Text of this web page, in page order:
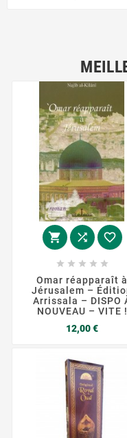
  
    
Omar réapparaît à
Jérusalem –
Arrissala – DISPO
NOUVEAU – VITE !
12,00 €Prix